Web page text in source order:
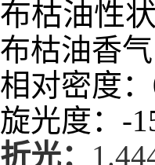
布枯油性
布枯油香
相对密度：
旋光度： -
折光：